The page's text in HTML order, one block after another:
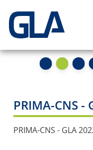
PRIMA-CNS -
PRIMA-CNS - GLA